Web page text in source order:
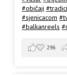
#običaji
#sjenicacom
#balkanreels
296